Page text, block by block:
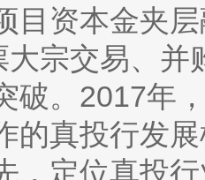
目资本金夹
宗交易、
破。2017年
的真投行发
，定位真投